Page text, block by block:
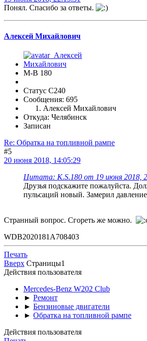
Понял. Спасибо за ответы.
Алексей Михайлович
М-В 180
Статус C240
Сообщения: 695
Алексей Михайлович
Откуда: Челябинск
Записан
Re: Обратка на топливной рампе
#5
20 июня 2018, 14:05:29
Цитата: K.S.180 от 19 июня 2018,
Друзья подскажите пожалуйста.
пульсаций новый. Замерил
Странный вопрос. Сгореть же можно.
WDB2020181A708403
Печать
Вверх Страницы1
Действия пользователя
Mercedes-Benz W202 Club
► Ремонт
► Бензиновые двигатели
► Обратка на топливной рампе
Действия пользователя